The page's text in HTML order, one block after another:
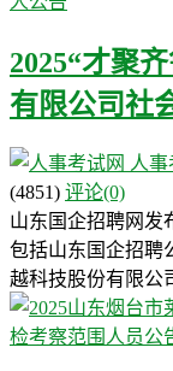
2025“才聚
有限公司社
人事
(4851) 评论(0)
山东国企招聘网发
包括山东国企招聘
越科技股份有限公